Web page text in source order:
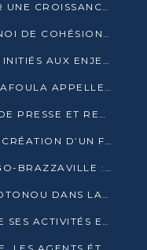
PLUS DE 13 MILLIONS USD POUR UNE CROISSANCE VERTE ET SOUVERAINE
CONGO–HAND-BALL : LE TOURNOI DE COHÉSION ET DE FRATERNITÉ ALLUME SES LAMPIONS À BRAZZAVILLE
LES JOURNALISTES CONGOLAIS INITIÉS AUX ENJEUX DE L’ÉCONOMIE BLEUE
PRÉSIDENTIELLE 2026 : DAVE MAFOULA APPELLE LES CONGOLAIS À UN « NOUVEAU DÉPART »
LE CSLC RELANCE LES CARTES DE PRESSE ET RECONNAÎT OFFICIELLEMENT LES MÉDIAS EN LIGNE
MÉDIAS : LE CSLC ANNONCE LA CRÉATION D’UN FONDS D’APPUI À LA PRESSE
PRESIDENTIELLE 2026 AU CONGO-BRAZZAVILLE : UN CASTING ÉLARGI
LE CONGO PORTE SA VOIX À COTONOU DANS LA LUTTE CONTRE LA TUBERCULOSE
LA SOPRIM DRESSE LE BILAN DE SES ACTIVITÉS ET FIXE DE NOUVELLES PRIORITÉS